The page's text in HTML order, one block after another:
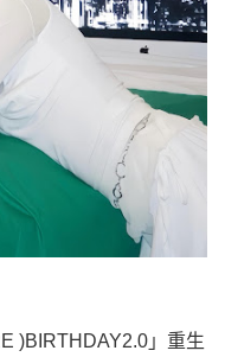
)BIRTHDAY2.0」重生